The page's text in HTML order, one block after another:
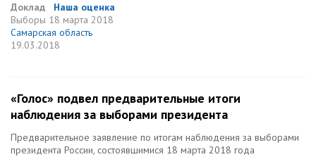
Доклад
Наша оценка
Выборы 18 марта 2018
Самарская область
19.03.2018
«Голос» подвел предварительные итоги
наблюдения за выборами президента
Предварительное заявление по итогам наблюдения за выборами
президента России, состоявшимися 18 марта 2018 года